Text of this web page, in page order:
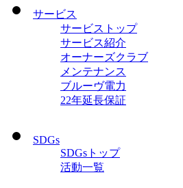
サービス
サービストップ
サービス紹介
オーナーズクラブ
メンテナンス
ブルーヴ電力
22年延長保証
SDGs
SDGsトップ
活動一覧